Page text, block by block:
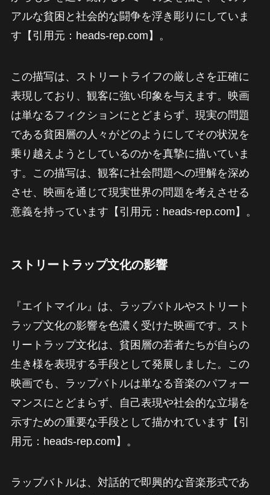
アルな貧困と社会的な闘争を浮き彫りにしていま
す【引用元：heads-rep.com】。
この描写は、ストリートライフの厳しさを正確に
表現しており、観客に強い印象を与えます。映画
は単なるフィクションにとどまらず、現実の問題
である貧困層の人々がどのようにしてその状況を
乗り越えようとしているのかを真摯に描いていま
す。この描写は、観客に社会問題への理解を深め
させ、映画を通じて現実世界の問題を考えさせる
意義を持っています【引用元：heads-rep.com】。
ストリートラップ文化の影響
『エイトマイル』は、ラップバトルやストリート
ラップ文化の影響を色濃く受けた映画です。スト
リートラップ文化は、貧困層の若者たちが自らの
生き様を表現する手段として発展しました。この
映画でも、ラップバトルは単なる音楽のパフォー
マンスにとどまらず、自己表現や社会的な立場を
示すための重要な手段として描かれています【引
用元：heads-rep.com】。
ラップバトルは、対話的で即興的な音楽形式であ